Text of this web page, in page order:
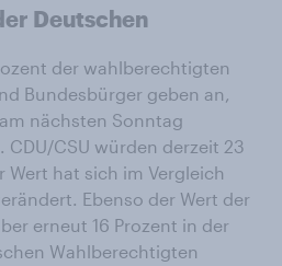
Deutschen
der wahlberechtigten
Bundesbürger geben an,
nächsten Sonntag
CDU/CSU würden derzeit 23
Wert hat sich im Vergleich
Ebenso der Wert der
erneut 16 Prozent in der
Wahlberechtigten